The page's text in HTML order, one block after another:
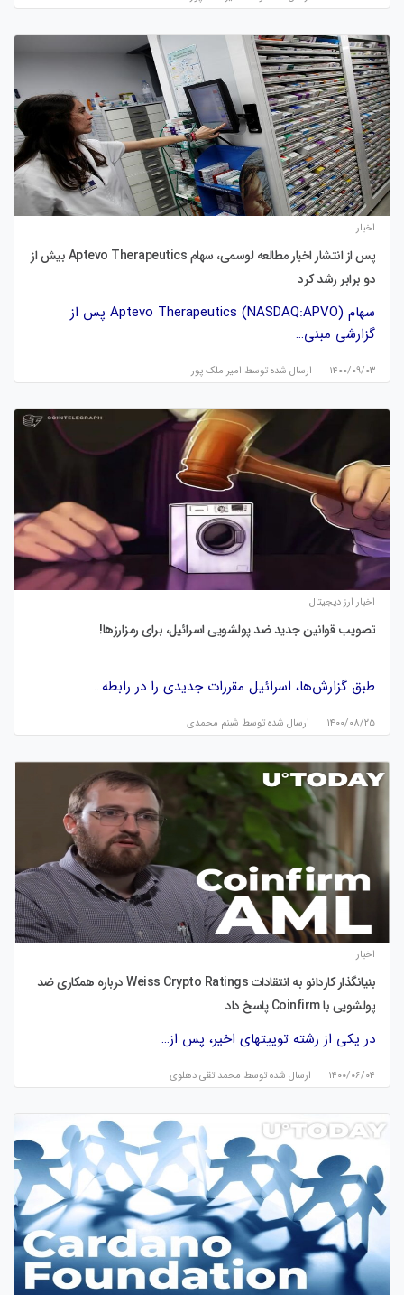
اخبار
پس از انتشار اخبار مطالعه لوسمی، سهام Aptevo Therapeutics بیش از
دو برابر رشد کرد
سهام Aptevo Therapeutics (NASDAQ:APVO) پس از
گزارشی مبنی…
۱۴۰۰/۰۹/۰۳ ارسال شده توسط امیر ملک پور
اخبار ارز دیجیتال
تصویب قوانین جدید ضد پولشویی اسرائیل، برای رمزارزها!
طبق گزارش‌ها، اسرائیل مقررات جدیدی را در رابطه…
۱۴۰۰/۰۸/۲۵ ارسال شده توسط شبنم محمدی
اخبار
بنیانگذار کاردانو به انتقادات Weiss Crypto Ratings درباره همکاری ضد
پولشویی با Coinfirm پاسخ داد
در یکی از رشته توییتهای اخیر، پس از…
۱۴۰۰/۰۶/۰۴ ارسال شده توسط محمد تقی دهلوی